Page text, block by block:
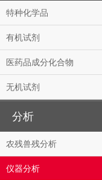
特种化学品
有机试剂
医药品成分化合物
无机试剂
分析
农残兽残分析
仪器分析